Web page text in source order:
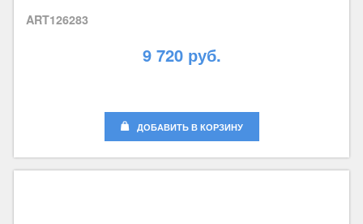
ART126283
9 720 руб.
ДОБАВИТЬ В КОРЗИНУ